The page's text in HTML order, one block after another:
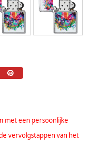
met een persoonlijke
vervolgstappen van het